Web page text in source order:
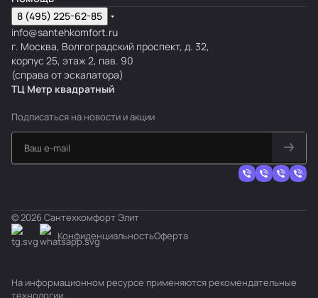
8 (495) 225-62-85
info@santehkomfort.ru
г. Москва, Волгоградский проспект, д. 32,
корпус 25, этаж 2, пав. 90
(справа от эскалатора)
ТЦ Метр квадратный
Подписаться на новости и акции
© 2026 Сантехкомфорт Элит
КонфиденциальностьОферта
На информационном ресурсе применяются рекомендательные
технологии